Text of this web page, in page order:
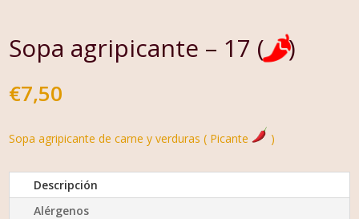
Sopa agripicante – 17 ( )
€7,50
Sopa agripicante de carne y verduras ( Picante )
Descripción
Alérgenos